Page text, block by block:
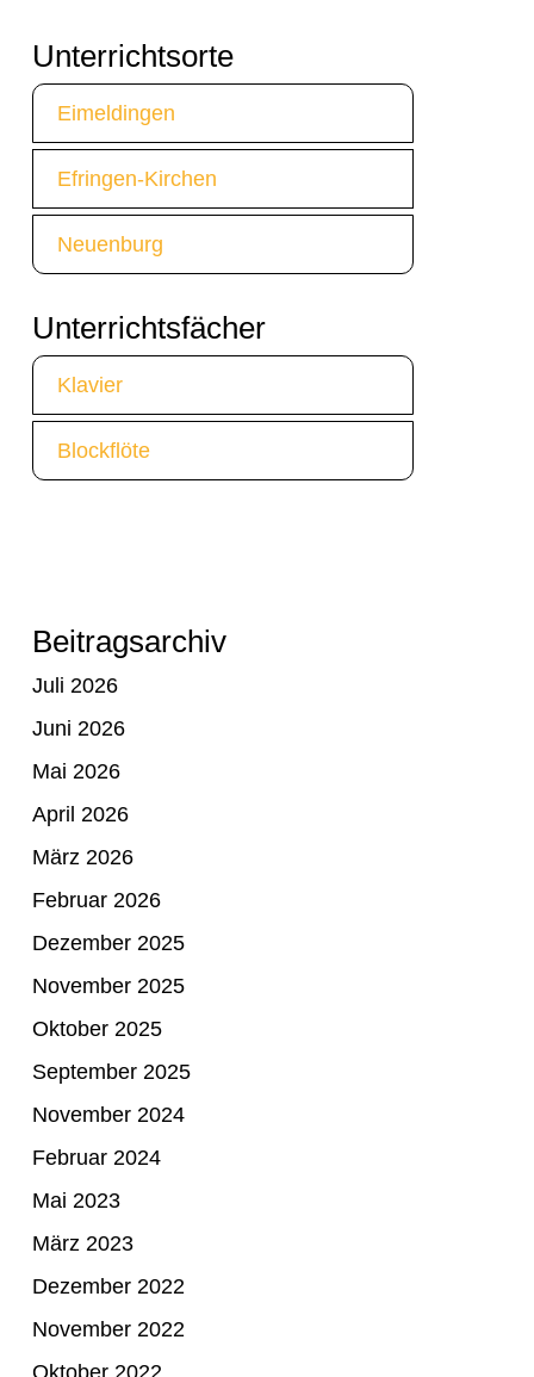
Unterrichtsorte
Eimeldingen
Efringen-Kirchen
Neuenburg
Unterrichtsfächer
Klavier
Blockflöte
Beitragsarchiv
Juli 2026
Juni 2026
Mai 2026
April 2026
März 2026
Februar 2026
Dezember 2025
November 2025
Oktober 2025
September 2025
November 2024
Februar 2024
Mai 2023
März 2023
Dezember 2022
November 2022
Oktober 2022